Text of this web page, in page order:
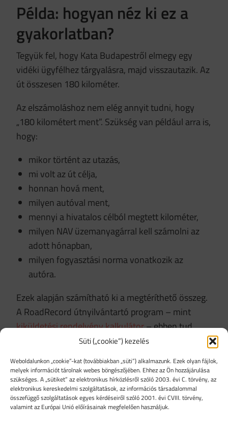
Süti („cookie”) kezelés
Weboldalunkon „cookie”-kat (továbbiakban „süti”) alkalmazunk. Ezek olyan fájlok,
melyek információt tárolnak webes böngészőjében. Ehhez az Ön hozzájárulása
szükséges. A „sütiket” az elektronikus hírközlésről szóló 2003. évi C. törvény, az
elektronikus kereskedelmi szolgáltatások, az információs társadalommal
összefüggő szolgáltatások egyes kérdéseiről szóló 2001. évi CVIII. törvény,
valamint az Európai Unió előírásainak megfelelően használjuk.
Példa: hogyan néz ki ez a
gyakorlatban?
Tegyük fel, hogy Kata Budapestről elmegy egy
vidéki ügyfélhez tárgyalásra, majd visszautazik. Az
út összesen 180 kilométer.
Az elszámoláshoz nem elég annyit tudni, hogy
„180 kilométert ment”. Szükség van például arra is,
hogy:
mikor történt az utazás,
mi volt az út célja,
honnan hová ment,
milyen autóval ment,
mennyi a hivatalos célból megtett kilométer,
milyen NAV üzemanyagárral kell számolni az
adott hónapban,
milyen fogyasztási norma vonatkozik az
autóra.
Ezek alapján számítható ki a megtéríthető összeg.
A RoadRecord útnyilvántartó program – mint
kiküldetési rendelvény kalkulátor– ebben tud
segíteni: nem kézzel kell keresgélni és
szabályok alapján támogatja az elszámolást.
Mikor lehet különösen